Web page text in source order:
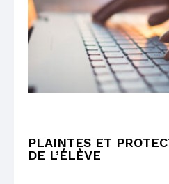
PLAINTES ET
DE L’ÉLÈVE